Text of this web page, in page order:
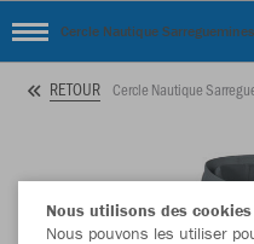
Cercle Nautique Sarreguemines
RETOUR Cercle Nautique
Nous utilisons des cookies
Nous pouvons les utiliser